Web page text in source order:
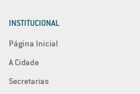
INSTITUCIONAL
Página Inicial
A Cidade
Secretarias